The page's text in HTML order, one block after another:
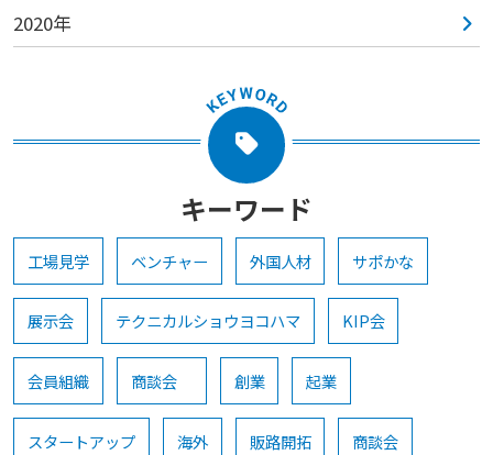
2020年
キーワード
工場見学 ベンチャー 外国人材 サポかな
展示会 テクニカルショウヨコハマ KIP会
会員組織 商談会 創業 起業
スタートアップ 海外 販路開拓 商談会